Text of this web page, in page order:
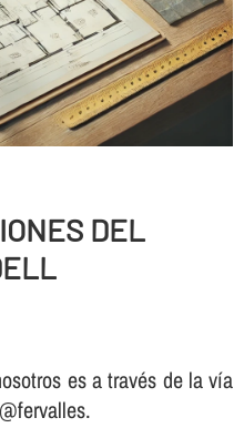
DEL
es a través de la vía